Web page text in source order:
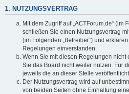
1. NUTZUNGSVERTRAG
Mit dem Zugriff auf „ACTForum.de“ (im
schließen Sie einen Nutzungsvertrag
(im Folgenden „Betreiber“) und
Regelungen einverstanden.
Wenn Sie mit diesen Regelungen nicht
Sie das Board nicht weiter nutzen. Für
jeweils die an dieser Stelle
Der Nutzungsvertrag wird auf
von beiden Seiten ohne Einhaltung